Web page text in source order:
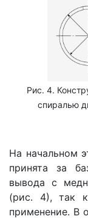
Рис. 4.
спиралью
На начальном
принята за
вывода с
(рис. 4), так
применение. В